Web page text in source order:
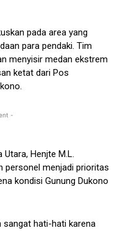
pada area yang
para pendaki. Tim
menyisir medan ekstrem
ketat dari Pos
-
Utara, Henjte M.L.
personel menjadi prioritas
kondisi Gunung Dukono
sangat hati-hati karena